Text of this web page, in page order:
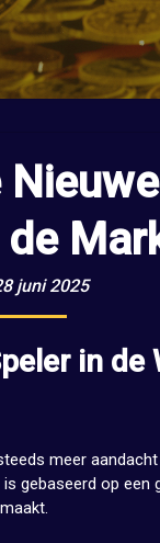
juni 2025
in de
meer
gebaseerd op een